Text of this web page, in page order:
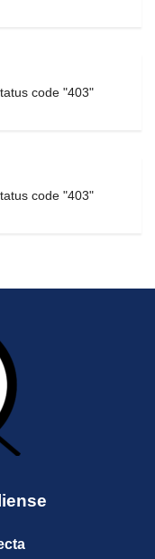
code "403"
code "403"